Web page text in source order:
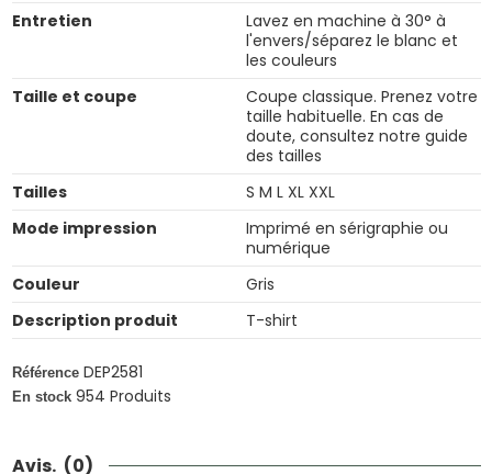
Entretien
Lavez en machine à 30° à
l'envers/séparez le blanc et
les couleurs
Taille et coupe
Coupe classique. Prenez votre
taille habituelle. En cas de
doute, consultez notre guide
des tailles
Tailles
S M L XL XXL
Mode impression
Imprimé en sérigraphie ou
numérique
Couleur
Gris
Description produit
T-shirt
Référence DEP2581
En stock 954 Produits
Avis. (0)